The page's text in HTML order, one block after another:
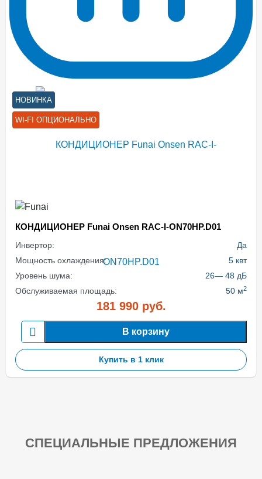
НОВИНКА
WI-FI ОПЦИОНАЛЬНО
КОНДИЦИОНЕР Funai Onsen RAC-I-ON70HP.D01
Инвертор:
Да
Мощность охлаждения:
5 квт
Уровень шума:
26— 48 дБ
Обслуживаемая площадь:
50 м2
181 990руб.
В корзину
Купить в 1 клик
СПЕЦИАЛЬНЫЕ ПРЕДЛОЖЕНИЯ